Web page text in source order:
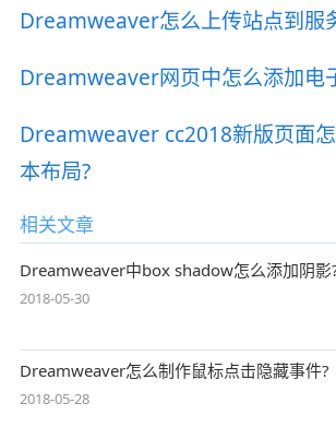
Dreamweaver怎么上传站点到服
Dreamweaver网页中怎么添加电
Dreamweaver cc2018新版页面
本布局?
相关文章
Dreamweaver中box shadow怎么添加阴影
2018-05-30
Dreamweaver怎么制作鼠标点击隐藏事件?
2018-05-28